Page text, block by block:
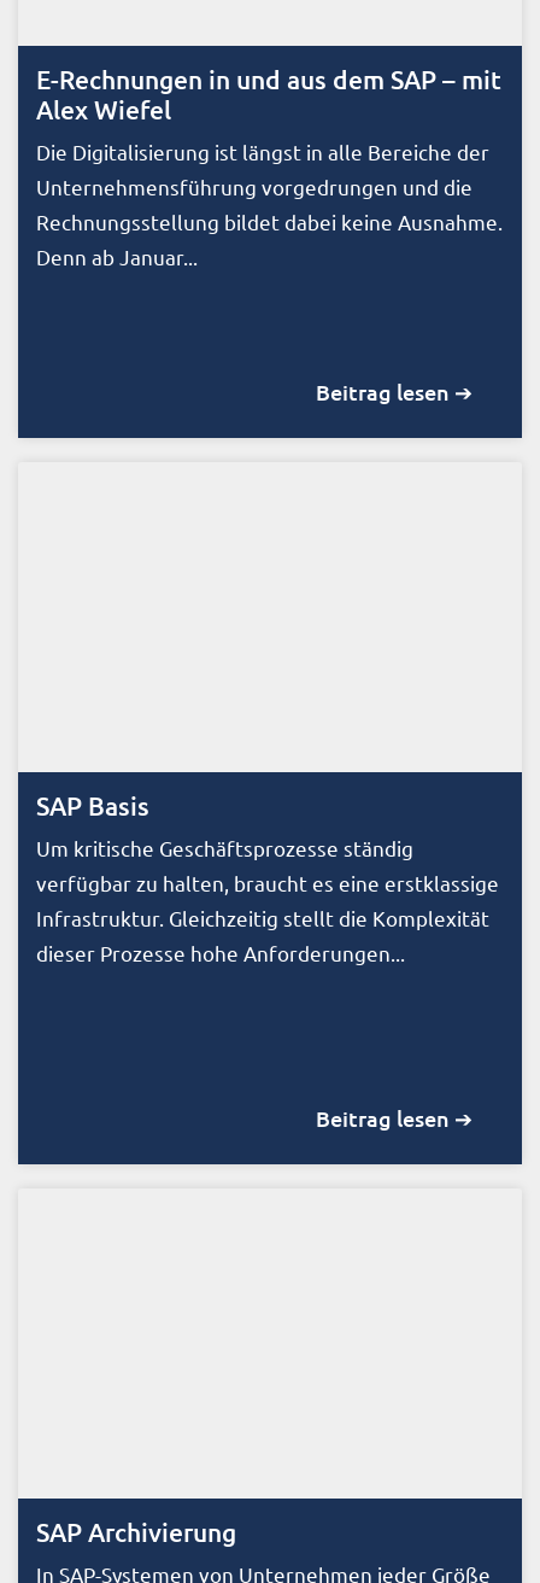
E-Rechnungen in und aus dem SAP – mit
Alex Wiefel
Die Digitalisierung ist längst in alle Bereiche der
Unternehmensführung vorgedrungen und die
Rechnungsstellung bildet dabei keine Ausnahme.
Denn ab Januar...
Beitrag lesen ➔
SAP Basis
Um kritische Geschäftsprozesse ständig
verfügbar zu halten, braucht es eine erstklassige
Infrastruktur. Gleichzeitig stellt die Komplexität
dieser Prozesse hohe Anforderungen...
Beitrag lesen ➔
SAP Archivierung
In SAP-Systemen von Unternehmen jeder Größe